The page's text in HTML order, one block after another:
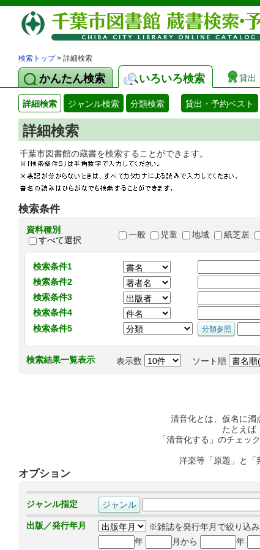
検索トップ> 詳細検索
かんたん検索 いろいろ検索 貸出
詳細検索 ジャンル検索 分類検索 貸出・予約ベスト
詳細検索
千葉市図書館の蔵書を検索することができ
検索条件
資料種別
すべて選択
一般 児童 地域 紙芝居
検索条件1
検索条件2
検索条件3
検索条件4
検索条件5
検索結果一覧表示 表示数 ソート順
清音化とは、仮名に濁
たとえば
「清音化する」のチェッ
洋楽等「原題」と「
オプション
ジャンル指定
出版／発行年月
※雑誌を発行年月で絞り込
年
月から 年